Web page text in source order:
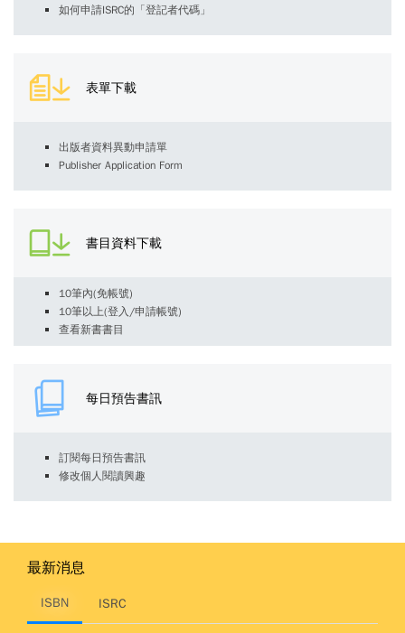
如何申請ISRC的「登記者代碼」
表單下載
出版者資料異動申請單
Publisher Application Form
書目資料下載
10筆內(免帳號)
10筆以上(登入/申請帳號)
查看新書書目
每日預告書訊
訂閱每日預告書訊
修改個人閱讀興趣
最新消息
ISBN ISRC